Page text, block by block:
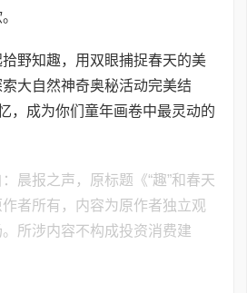
野知趣，用双眼捕捉春天的美
大自然神奇奥秘活动完美结
，成为你们童年画卷中最灵动的
晨报之声，原标题《“趣”和春天
者所有，内容为原作者独立观
所涉内容不构成投资消费建